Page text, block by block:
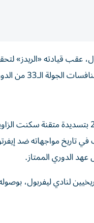
عقب قيادته «الريدز»
شهدت المباراة تألقاً لافتاً لـ«مو صلاح» الذي افتتح
ديكينسون». بهذا الهدف، رفع صلاح رصيده إلى 9
الدوري الممتاز.